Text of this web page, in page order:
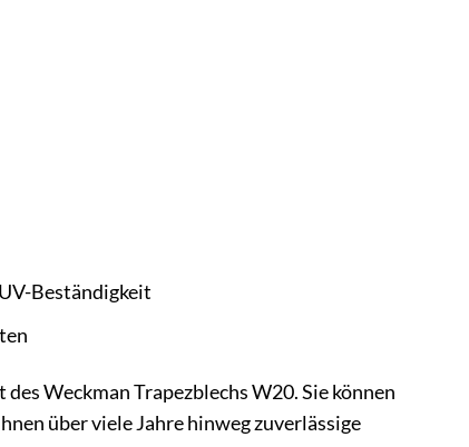
Beständigkeit
Weckman Trapezblechs W20. Sie können
über viele Jahre hinweg zuverlässige